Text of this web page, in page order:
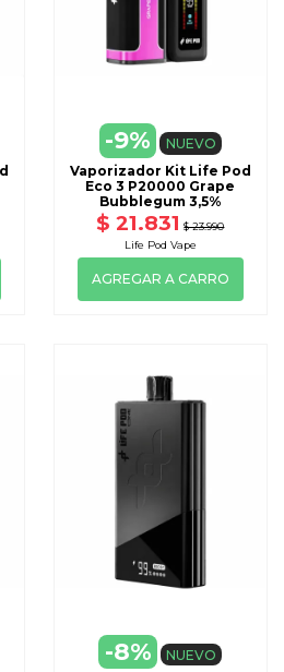
-9%
NUEVO
Vaporizador Kit Life Pod
Eco 3 P20000 Grape
Bubblegum 3,5%
$ 21.831 $ 23.990
Life Pod Vape
AGREGAR A CARRO
-8%
NUEVO